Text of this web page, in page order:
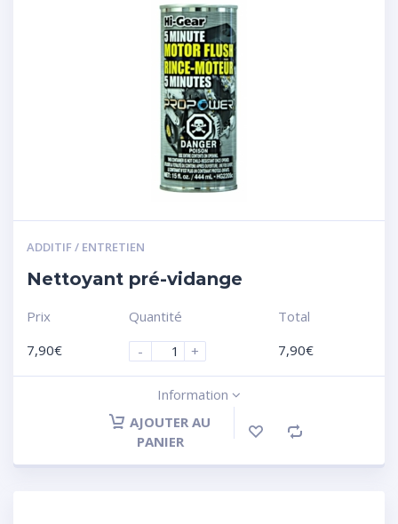
ADDITIF / ENTRETIEN
Nettoyant pré-vidange
Prix
7,90€
Quantité
-
+
Total
7,90€
Information
AJOUTER AU
PANIER